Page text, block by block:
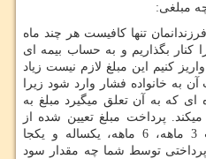
مبلغی:
تنها کافیست هر چند ماه
کنار بگذاریم و به حساب بیمه ای
کنیم این مبلغ لازم نیست زیاد
به خانواده فشار وارد شود زیرا
که به آن تعلق میگیرد مبلغ به
پرداخت مبلغ تعیین شده از
سوی خانواده میتواند به صورت 3 ماهه، 6 ماهه، یکساله و یکجا
پرداختی توسط شما چه مقدار سود